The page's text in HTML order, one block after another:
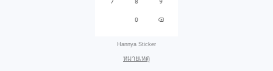
Hannya Sticker
หมายเหตุ